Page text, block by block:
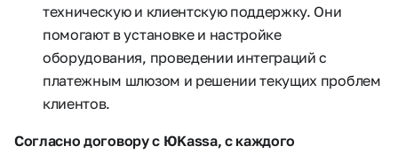
техническую и клиентскую поддержку. Они
помогают в установке и настройке
оборудования, проведении интеграций с
платежным шлюзом и решении текущих проблем
клиентов.
Согласно договору с ЮKassa, с каждого